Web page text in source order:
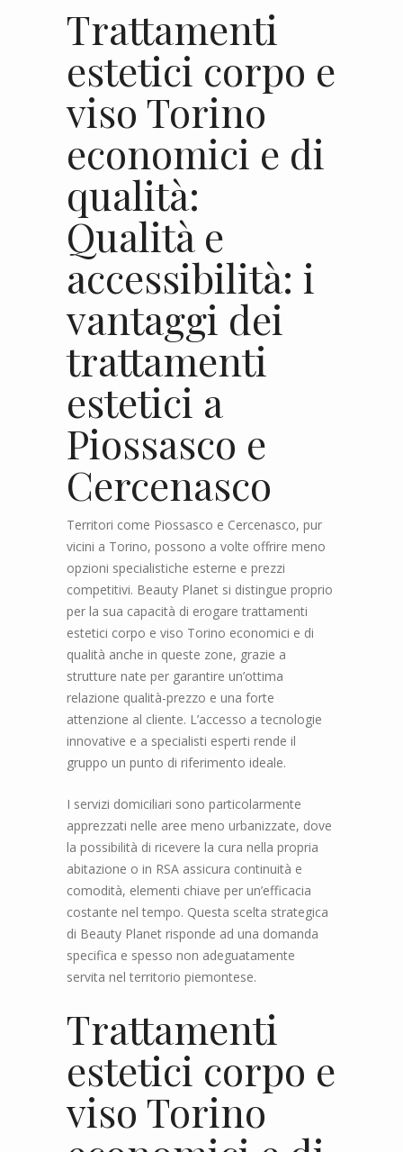
Trattamenti
estetici corpo e
viso Torino
economici e di
qualità:
Qualità e
accessibilità: i
vantaggi dei
trattamenti
estetici a
Piossasco e
Cercenasco
Territori come Piossasco e Cercenasco, pur
vicini a Torino, possono a volte offrire meno
opzioni specialistiche esterne e prezzi
competitivi. Beauty Planet si distingue proprio
per la sua capacità di erogare trattamenti
estetici corpo e viso Torino economici e di
qualità anche in queste zone, grazie a
strutture nate per garantire un’ottima
relazione qualità-prezzo e una forte
attenzione al cliente. L’accesso a tecnologie
innovative e a specialisti esperti rende il
gruppo un punto di riferimento ideale.
I servizi domiciliari sono particolarmente
apprezzati nelle aree meno urbanizzate, dove
la possibilità di ricevere la cura nella propria
abitazione o in RSA assicura continuità e
comodità, elementi chiave per un’efficacia
costante nel tempo. Questa scelta strategica
di Beauty Planet risponde ad una domanda
specifica e spesso non adeguatamente
servita nel territorio piemontese.
Trattamenti
estetici corpo e
viso Torino